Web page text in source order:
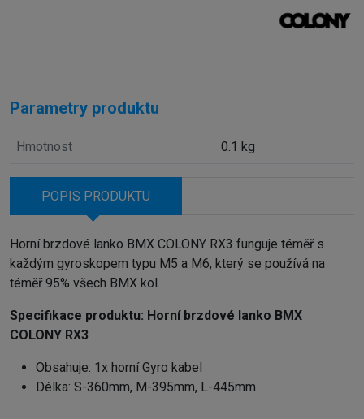
Parametry produktu
Hmotnost 0.1 kg
POPIS PRODUKTU
Horní brzdové lanko BMX COLONY RX3 funguje téměř s
každým gyroskopem typu M5 a M6, který se používá na
téměř 95% všech BMX kol.
Specifikace produktu: Horní brzdové lanko BMX
COLONY RX3
Obsahuje: 1x horní Gyro kabel
Délka: S-360mm, M-395mm, L-445mm